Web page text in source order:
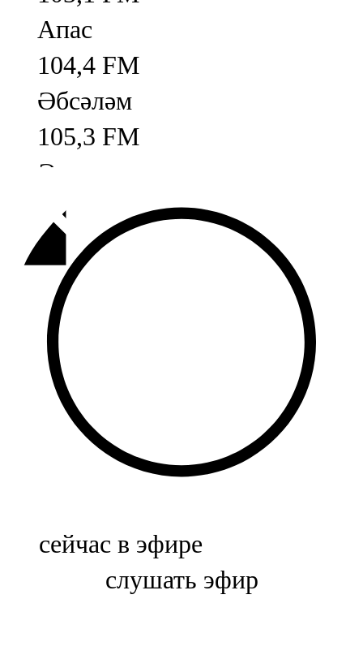
Апас
104,4 FM
Әбсәләм
105,3 FM
Әлмәт
92,9 FM
Базарлы матак
107,1 FM
Балык бистәсе
104,9 FM
Баулы
107,5 FM
Биләр
Болгар
сейчас в эфире
слушать эфир